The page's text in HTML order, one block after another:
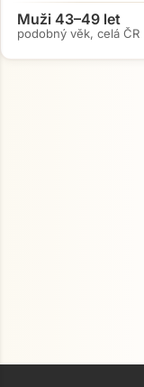
Muži 43–49 let
podobný věk, celá ČR